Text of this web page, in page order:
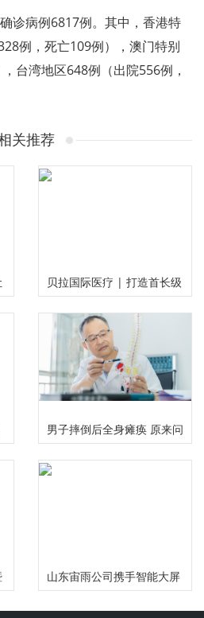
诊病例6817例。其中，香港特
例，死亡109例），澳门特别
台湾地区648例（出院556例，
关推荐
贝拉国际医疗 | 打造首长级
精准服务 护航国民健康福祉
男子摔倒后全身瘫痪 原来问
题出在颈椎上
山东宙雨公司携手智能大屏